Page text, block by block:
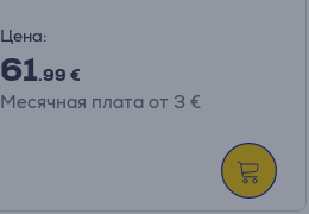
Цена:
61.99 €
Месячная плата от 3 €